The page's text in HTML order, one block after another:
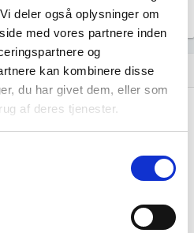
deler også oplysninger om
med vores partnere inden
og
kan kombinere disse
du har givet dem, eller som
af deres tjenester.
har ikke haft nogen
Vi kan derfor ikke